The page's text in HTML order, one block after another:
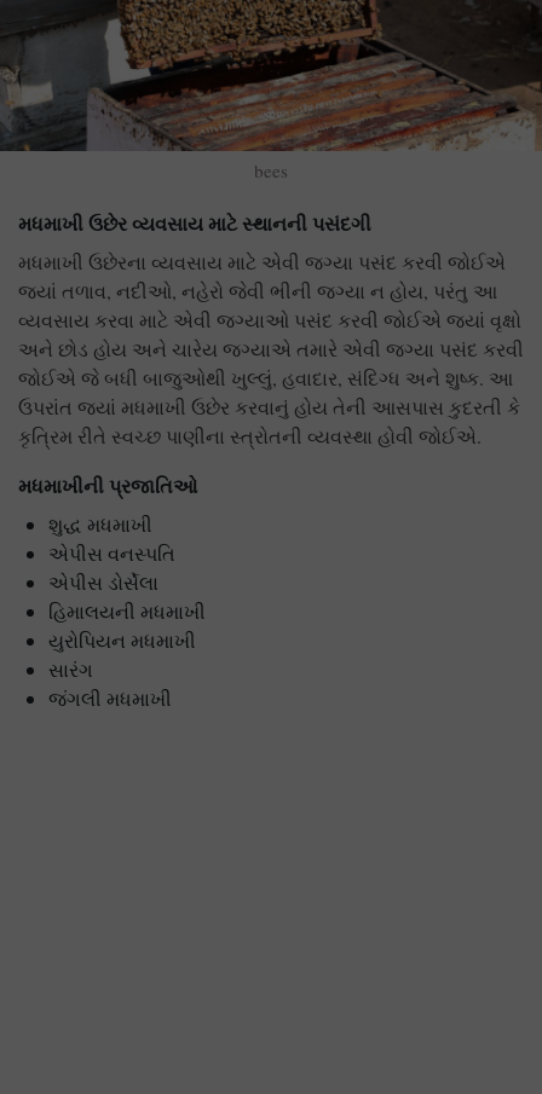
bees
મધમાખી ઉછેર વ્યવસાય માટે સ્થાનની પસંદગી
મધમાખી ઉછેરના વ્યવસાય માટે એવી જગ્યા પસંદ કરવી જોઈએ
જ્યાં તળાવ, નદીઓ, નહેરો જેવી ભીની જગ્યા ન હોય, પરંતુ આ
વ્યવસાય કરવા માટે એવી જગ્યાઓ પસંદ કરવી જોઈએ જ્યાં વૃક્ષો
અને છોડ હોય અને ચારેય જગ્યાએ તમારે એવી જગ્યા પસંદ કરવી
જોઈએ જે બધી બાજુઓથી ખુલ્લું, હવાદાર, સંદિગ્ધ અને શુષ્ક. આ
ઉપરાંત જ્યાં મધમાખી ઉછેર કરવાનું હોય તેની આસપાસ કુદરતી કે
કૃત્રિમ રીતે સ્વચ્છ પાણીના સ્ત્રોતની વ્યવસ્થા હોવી જોઈએ.
મધમાખીની પ્રજાતિઓ
શુદ્ધ મધમાખી
એપીસ વનસ્પતિ
એપીસ ડોર્સેલા
હિમાલયની મધમાખી
યુરોપિયન મધમાખી
સારંગ
જંગલી મધમાખી